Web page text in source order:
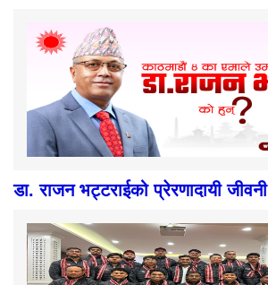
डा. राजन भट्टराईको प्रेरणादायी जीवनी